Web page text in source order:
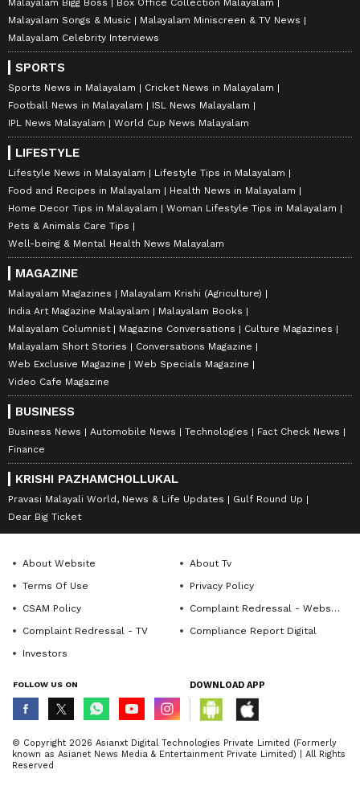
Malayalam Songs & Music
Malayalam Miniscreen & TV News
Malayalam Celebrity Interviews
SPORTS
Sports News in Malayalam
Cricket News in Malayalam
Football News in Malayalam
ISL News Malayalam
IPL News Malayalam
World Cup News Malayalam
LIFESTYLE
Lifestyle News in Malayalam
Lifestyle Tips in Malayalam
Food and Recipes in Malayalam
Health News in Malayalam
Home Decor Tips in Malayalam
Woman Lifestyle Tips in Malayalam
Pets & Animals Care Tips
Well-being & Mental Health News Malayalam
MAGAZINE
Malayalam Magazines
Malayalam Krishi (Agriculture)
India Art Magazine Malayalam
Malayalam Books
Malayalam Columnist
Magazine Conversations
Culture Magazines
Malayalam Short Stories
Conversations Magazine
Web Exclusive Magazine
Web Specials Magazine
Video Cafe Magazine
BUSINESS
Business News Automobile News Technologies
Fact Check News
Finance
KRISHI PAZHAMCHOLLUKAL
Pravasi Malayali World, News & Life Updates
Gulf Round Up
Dear Big Ticket
About Website
About Tv
Terms Of Use
Privacy Policy
CSAM Policy
Complaint Redressal - Website
Complaint Redressal - TV
Compliance Report Digital
Investors
FOLLOW US ON DOWNLOAD APP
© Copyright 2026 Asianxt Digital Technologies Private Limited (Formerly
known as Asianet News Media & Entertainment Private Limited) | All Rights
Reserved